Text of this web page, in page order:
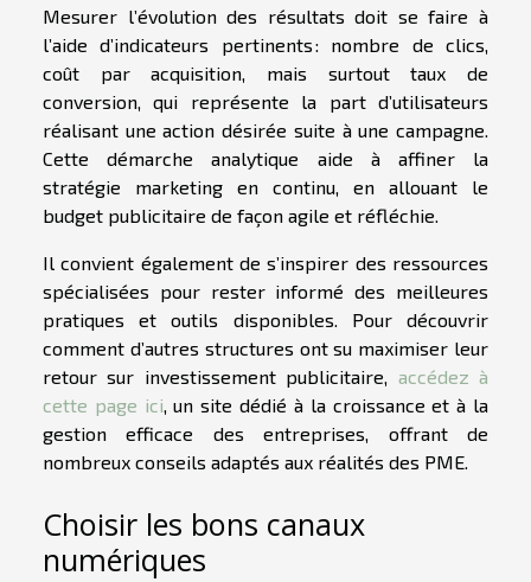
Mesurer l’évolution des résultats doit se faire à
l’aide d’indicateurs pertinents : nombre de clics,
coût par acquisition, mais surtout taux de
conversion, qui représente la part d’utilisateurs
réalisant une action désirée suite à une campagne.
Cette démarche analytique aide à affiner la
stratégie marketing en continu, en allouant le
budget publicitaire de façon agile et réfléchie.
Il convient également de s’inspirer des ressources
spécialisées pour rester informé des meilleures
pratiques et outils disponibles. Pour découvrir
comment d’autres structures ont su maximiser leur
retour sur investissement publicitaire, accédez à
cette page ici, un site dédié à la croissance et à la
gestion efficace des entreprises, offrant de
nombreux conseils adaptés aux réalités des PME.
Choisir les bons canaux
numériques